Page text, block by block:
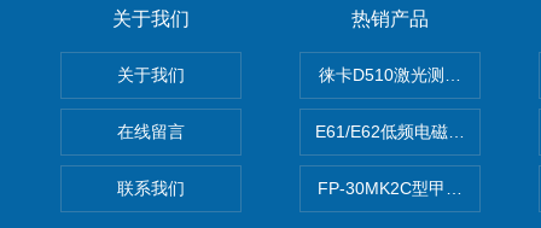
关于我们
关于我们
在线留言
联系我们
热销产品
徕卡D510激光测距仪
E61/E62低频电磁场强度分析
FP-30MK2C型甲醛检测仪